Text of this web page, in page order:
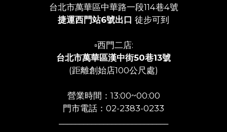
台北市萬華區中華路一段114巷4號
捷運西門站6號出口 徒步可到
▫️西門二店:
台北市萬華區漢中街50巷13號
(距離創始店100公尺處)
營業時間：13:00~00:00
門市電話：02-2383-0233